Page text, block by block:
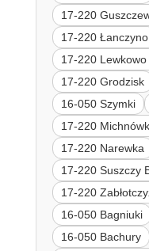
17-220
17-220 Łanczyno
17-220 Lewkowo
17-220 Grodzisk
16-050 Szymki
17-220
17-220 Narewka
17-220 Suszczy
17-220
16-050 Bagniuki
16-050 Bachury